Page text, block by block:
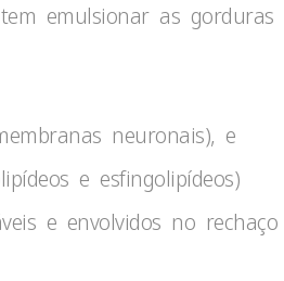
emulsionar as gorduras
neuronais), e
e esfingolipídeos)
e envolvidos no rechaço